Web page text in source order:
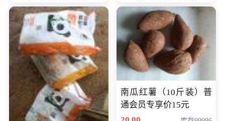
南瓜红薯（10斤装）普
通会员专享价15元